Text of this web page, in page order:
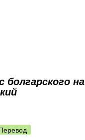
болгарского на